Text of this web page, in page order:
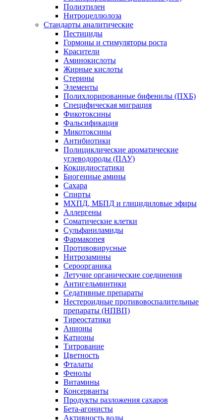
Полиэтилен
Нитроцеллюлоза
Стандарты аналитические
Пестициды
Гормоны и стимуляторы роста
Красители
Аминокислоты
Жирные кислоты
Стерины
Элементы
Полихлорированные бифенилы (ПХБ)
Специфическая миграция
Фикотоксины
Фальсификация
Микотоксины
Антибиотики
Полициклические ароматические
углеводороды (ПАУ)
Кокцидиостатики
Биогенные амины
Сахара
Спирты
МХПД, МБПД и глицидиловые эфиры
Аллергены
Соматические клетки
Сульфаниламиды
Фармакопея
Противовирусные
Нитрозамины
Сероорганика
Летучие органические соединения
Антигельминтики
Седативные препараты
Нестероидные противовоспалительные
препараты (НПВП)
Тиреостатики
Анионы
Катионы
Титрование
Цветность
Фталаты
Фенолы
Витамины
Консерванты
Продукты разложения сахаров
Бета-агонисты
Активность воды